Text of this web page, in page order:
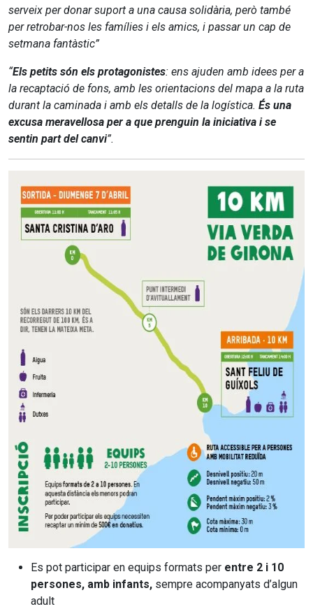
serveix per donar suport a una causa solidària, però també
per retrobar-nos les famílies i els amics, i passar un cap de
setmana fantàstic”
“Els petits són els protagonistes: ens ajuden amb idees per a
la recaptació de fons, amb les orientacions del mapa a la ruta
durant la caminada i amb els detalls de la logística. És una
excusa meravellosa per a que prenguin la iniciativa i se
sentin part del canvi”.
Es pot participar en equips formats per entre 2 i 10
persones, amb infants, sempre acompanyats d’algun
adult